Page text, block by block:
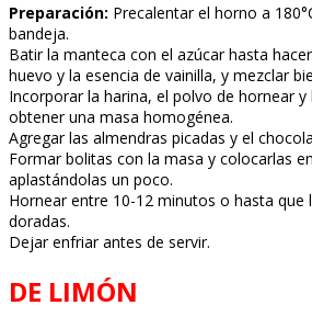
Preparación: Precalentar el horno a
bandeja.
Batir la manteca con el azúcar hasta
huevo y la esencia de vainilla, y mezclar
Incorporar la harina, el polvo de hornear y
obtener una masa homogénea.
Agregar las almendras picadas y el
Formar bolitas con la masa y colocarlas
aplastándolas un poco.
Hornear entre 10-12 minutos o hasta que
doradas.
Dejar enfriar antes de servir.
DE LIMÓN